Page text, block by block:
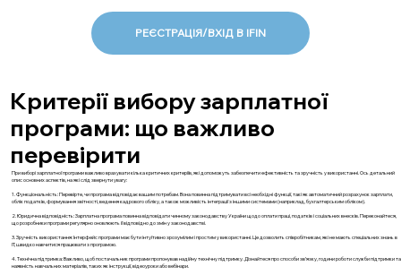
РЕЄСТРАЦІЯ/ВХІД В IFIN
Критерії вибору зарплатної
програми: що важливо
перевірити
При виборі зарплатної програми важливо врахувати кілька критичних критеріїв, які допоможуть забезпечити ефективність та зручність у використанні. Ось детальний
опис основних аспектів, на які слід звернути увагу:
1. Функціональність: Перевірте, чи програма відповідає вашим потребам. Вона повинна підтримувати всі необхідні функції, такі як автоматичний розрахунок зарплати,
облік податків, формування звітності, ведення кадрового обліку, а також можливість інтеграції з іншими системами (наприклад, бухгалтерським обліком).
2. Юридична відповідність: Зарплатна програма повинна відповідати чинному законодавству України щодо оплати праці, податків і соціальних внесків. Переконайтеся,
що розробники програми регулярно оновлюють її відповідно до змін у законодавстві.
3. Зручність використання: Інтерфейс програми має бути інтуїтивно зрозумілим і простим у використанні. Це дозволить співробітникам, які не мають спеціальних знань в
IT, швидко навчитися працювати з програмою.
4. Технічна підтримка: Важливо, щоб постачальник програми пропонував надійну технічну підтримку. Дізнайтеся про способи зв’язку, години роботи служби підтримки та
наявність навчальних матеріалів, таких як інструкції, відеоуроки або вебінари.